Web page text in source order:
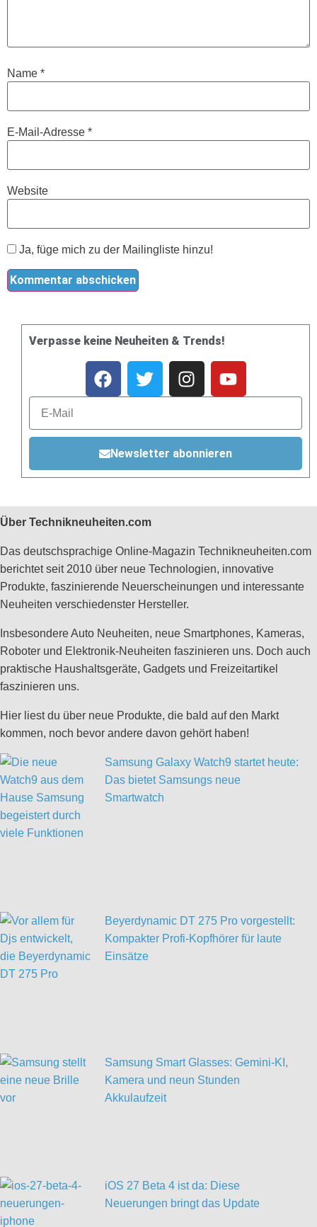
Name *
E-Mail-Adresse *
Website
Ja, füge mich zu der Mailingliste hinzu!
Verpasse keine Neuheiten & Trends!
Newsletter abonnieren
Über Technikneuheiten.com
Das deutschsprachige Online-Magazin Technikneuheiten.com
berichtet seit 2010 über neue Technologien, innovative
Produkte, faszinierende Neuerscheinungen und interessante
Neuheiten verschiedenster Hersteller.
Insbesondere Auto Neuheiten, neue Smartphones, Kameras,
Roboter und Elektronik-Neuheiten faszinieren uns. Doch auch
praktische Haushaltsgeräte, Gadgets und Freizeitartikel
faszinieren uns.
Hier liest du über neue Produkte, die bald auf den Markt
kommen, noch bevor andere davon gehört haben!
Samsung Galaxy Watch9 startet heute:
Das bietet Samsungs neue
Smartwatch
Beyerdynamic DT 275 Pro vorgestellt:
Kompakter Profi-Kopfhörer für laute
Einsätze
Samsung Smart Glasses: Gemini-KI,
Kamera und neun Stunden
Akkulaufzeit
iOS 27 Beta 4 ist da: Diese
Neuerungen bringt das Update